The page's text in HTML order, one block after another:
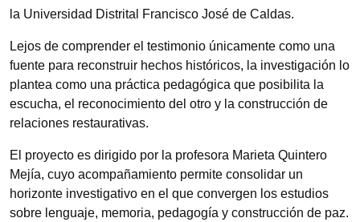
la Universidad Distrital Francisco José de Caldas.
Lejos de comprender el testimonio únicamente como una
fuente para reconstruir hechos históricos, la investigación lo
plantea como una práctica pedagógica que posibilita la
escucha, el reconocimiento del otro y la construcción de
relaciones restaurativas.
El proyecto es dirigido por la profesora Marieta Quintero
Mejía, cuyo acompañamiento permite consolidar un
horizonte investigativo en el que convergen los estudios
sobre lenguaje, memoria, pedagogía y construcción de paz.